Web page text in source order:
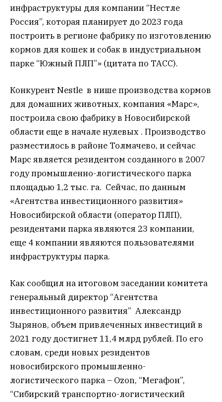
инфраструктуры для компании “Нестле
Россия”, которая планирует до 2023 года
построить в регионе фабрику по изготовлению
кормов для кошек и собак в индустриальном
парке “Южный ПЛП”» (цитата по ТАСС).
Конкурент Nestle в нише производства кормов
для домашних животных, компания «Марс»,
построила свою фабрику в Новосибирской
области еще в начале нулевых . Производство
разместилось в районе Толмачево, и сейчас
Марс является резидентом созданного в 2007
году промышленно-логистического парка
площадью 1,2 тыс. га. Сейчас, по данным
«Агентства инвестиционного развития»
Новосибирской области (оператор ПЛП),
резидентами парка являются 23 компании,
еще 4 компании являются пользователями
инфраструктуры парка.
Как сообщил на итоговом заседании комитета
генеральный директор “Агентства
инвестиционного развития” Александр
Зырянов, объем привлеченных инвестиций в
2021 году достигнет 11,4 млрд рублей. По его
словам, среди новых резидентов
новосибирского промышленно-
логистического парка – Ozon, “Мегафон”,
“Сибирский транспортно-логистический